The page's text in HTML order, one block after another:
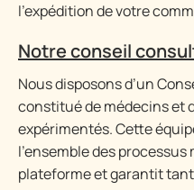
l’expédition de votre
Notre conseil
Nous disposons d’un
constitué de médecins et
expérimentés. Cette
l’ensemble des
plateforme et garantit